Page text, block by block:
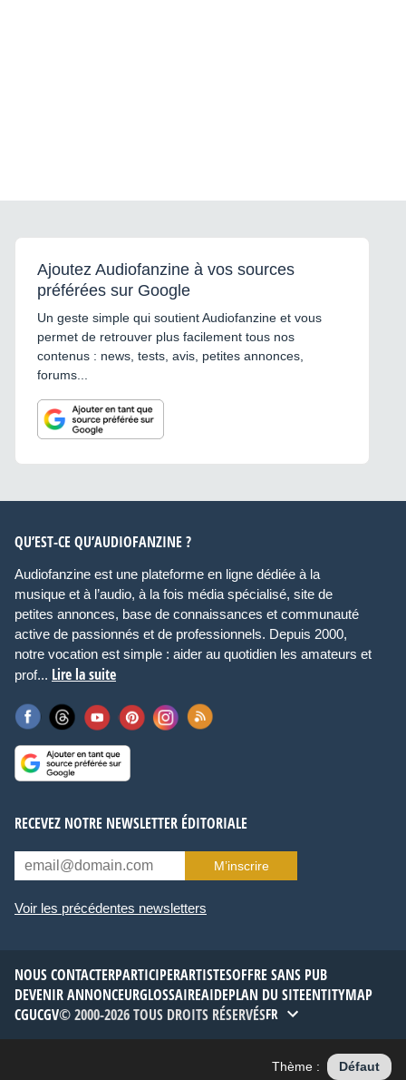
Ajoutez Audiofanzine à vos sources
préférées sur Google
Un geste simple qui soutient Audiofanzine et vous
permet de retrouver plus facilement tous nos
contenus : news, tests, avis, petites annonces,
forums...
QU’EST-CE QU’AUDIOFANZINE ?
Audiofanzine est une plateforme en ligne dédiée à la
musique et à l’audio, à la fois média spécialisé, site de
petites annonces, base de connaissances et communauté
active de passionnés et de professionnels. Depuis 2000,
notre vocation est simple : aider au quotidien les amateurs et
prof... Lire la suite
RECEVEZ NOTRE NEWSLETTER ÉDITORIALE
M’inscrire
Voir les précédentes newsletters
NOUS CONTACTERPARTICIPERARTISTESOFFRE SANS PUB
DEVENIR ANNONCEURGLOSSAIREAIDEPLAN DU SITEENTITYMAP
CGUCGV© 2000-2026 TOUS DROITS RÉSERVÉSFR
Thème : Défaut